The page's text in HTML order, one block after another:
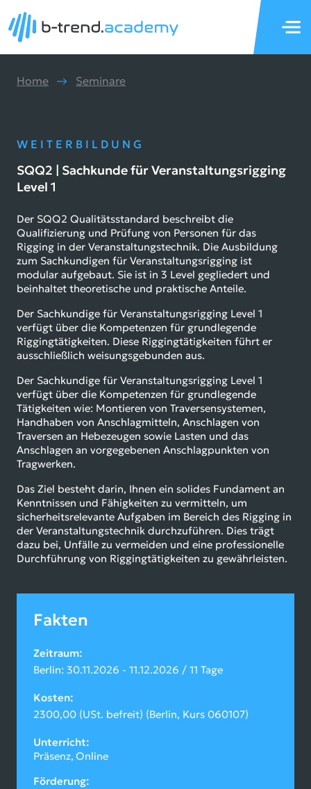
Home Seminare
WEITERBILDUNG
SQQ2 | Sachkunde für Veranstaltungsrigging
Level 1
Der SQQ2 Qualitätsstandard beschreibt die
Qualifizierung und Prüfung von Personen für das
Rigging in der Veranstaltungstechnik. Die Ausbildung
zum Sachkundigen für Veranstaltungsrigging ist
modular aufgebaut. Sie ist in 3 Level gegliedert und
beinhaltet theoretische und praktische Anteile.
Der Sachkundige für Veranstaltungsrigging Level 1
verfügt über die Kompetenzen für grundlegende
Riggingtätigkeiten. Diese Riggingtätigkeiten führt er
ausschließlich weisungsgebunden aus.
Der Sachkundige für Veranstaltungsrigging Level 1
verfügt über die Kompetenzen für grundlegende
Tätigkeiten wie: Montieren von Traversensystemen,
Handhaben von Anschlagmitteln, Anschlagen von
Traversen an Hebezeugen sowie Lasten und das
Anschlagen an vorgegebenen Anschlagpunkten von
Tragwerken.
Das Ziel besteht darin, Ihnen ein solides Fundament an
Kenntnissen und Fähigkeiten zu vermitteln, um
sicherheitsrelevante Aufgaben im Bereich des Rigging in
der Veranstaltungstechnik durchzuführen. Dies trägt
dazu bei, Unfälle zu vermeiden und eine professionelle
Durchführung von Riggingtätigkeiten zu gewährleisten.
Fakten
Zeitraum
Berlin: 30.11.2026 - 11.12.2026 / 11 Tage
Kosten
2300,00 (USt. befreit) (Berlin, Kurs 060107)
Unterricht
Präsenz Online
Förderung